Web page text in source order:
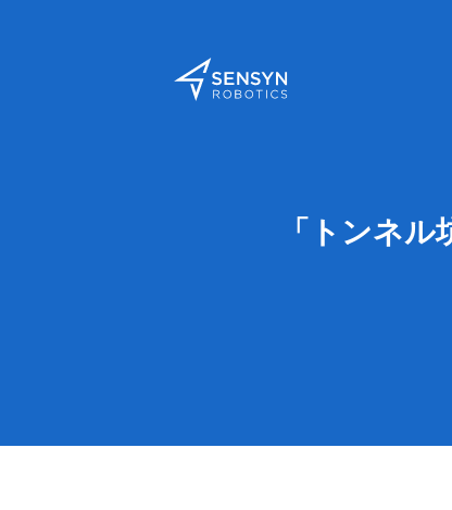
「トンネ